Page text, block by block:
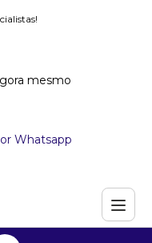
mesmo
Whatsapp